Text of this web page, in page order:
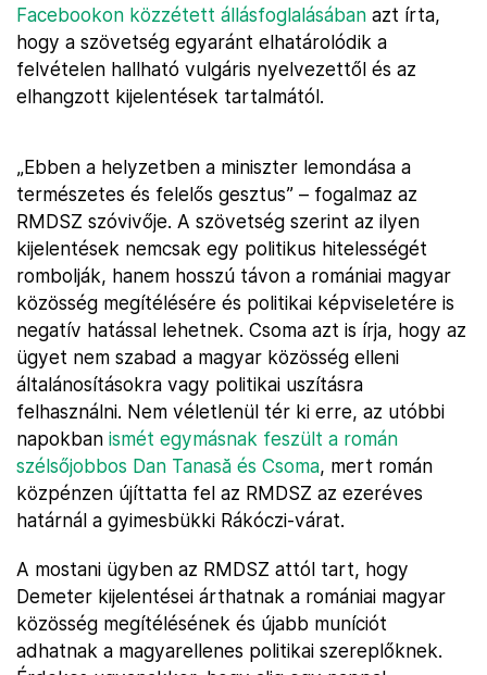
Facebookon közzétett állásfoglalásában azt írta,
hogy a szövetség egyaránt elhatárolódik a
felvételen hallható vulgáris nyelvezettől és az
elhangzott kijelentések tartalmától.
„Ebben a helyzetben a miniszter lemondása a
természetes és felelős gesztus” – fogalmaz az
RMDSZ szóvivője. A szövetség szerint az ilyen
kijelentések nemcsak egy politikus hitelességét
rombolják, hanem hosszú távon a romániai magyar
közösség megítélésére és politikai képviseletére is
negatív hatással lehetnek. Csoma azt is írja, hogy az
ügyet nem szabad a magyar közösség elleni
általánosításokra vagy politikai uszításra
felhasználni. Nem véletlenül tér ki erre, az utóbbi
napokban ismét egymásnak feszült a román
szélsőjobbos Dan Tanasă és Csoma, mert román
közpénzen újíttatta fel az RMDSZ az ezeréves
határnál a gyimesbükki Rákóczi-várat.
A mostani ügyben az RMDSZ attól tart, hogy
Demeter kijelentései árthatnak a romániai magyar
közösség megítélésének és újabb muníciót
adhatnak a magyarellenes politikai szereplőknek.